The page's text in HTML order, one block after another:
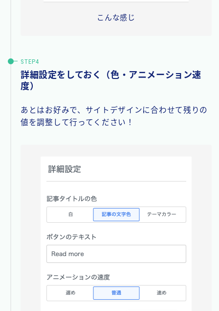
こんな感じ
詳細設定をしておく（色・アニメーション速
度）
あとはお好みで、サイトデザインに合わせて残りの
値を調整して行ってください！